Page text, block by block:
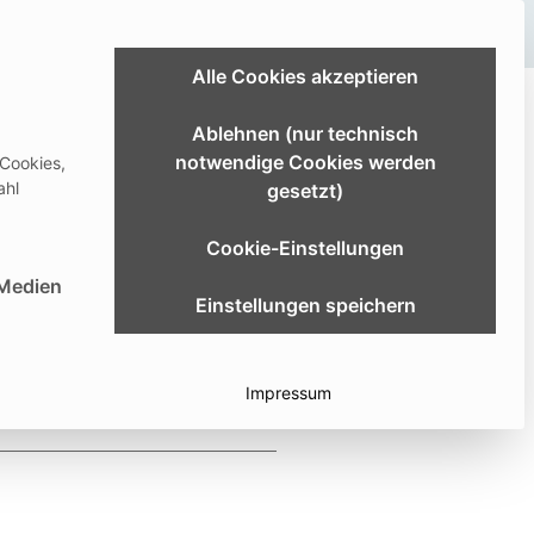
Karriere
Über uns
Deutsch
und kann nicht abgewählt werden.
Alle Cookies akzeptieren
Ablehnen (nur technisch
notwendige Cookies werden
gesetzt)
Cookie-Einstellungen
Einstellungen speichern
Impressum